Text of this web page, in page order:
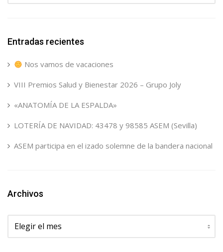
Entradas recientes
Nos vamos de vacaciones
VIII Premios Salud y Bienestar 2026 – Grupo Joly
«ANATOMÍA DE LA ESPALDA»
LOTERÍA DE NAVIDAD: 43478 y 98585 ASEM (Sevilla)
ASEM participa en el izado solemne de la bandera nacional
Archivos
Archivos